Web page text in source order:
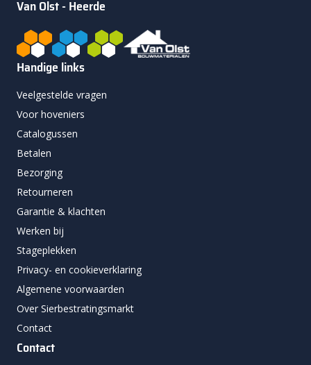
Van Olst - Heerde
Handige links
Veelgestelde vragen
Voor hoveniers
Catalogussen
Betalen
Bezorging
Retourneren
Garantie & klachten
Werken bij
Stageplekken
Privacy- en cookieverklaring
Algemene voorwaarden
Over Sierbestratingsmarkt
Contact
Contact